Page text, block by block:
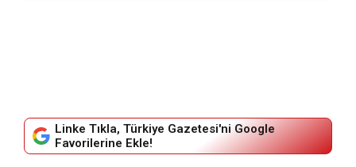
Linke Tıkla, Türkiye Gazetesi'ni Google
Favorilerine Ekle!